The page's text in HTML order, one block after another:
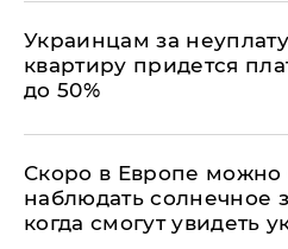
Украинцам за
квартиру придется
до 50%
Скоро в Европе можно
наблюдать солнечное
когда смогут увидеть